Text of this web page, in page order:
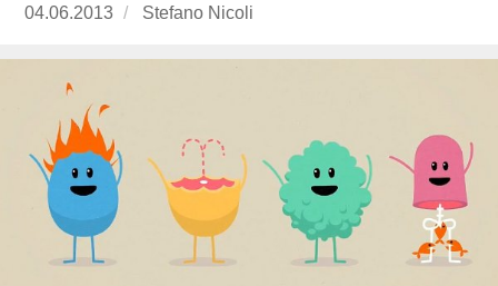
Publicado
04.06.2013 https://www.experimenta.es/author/
Stefano Nicoli